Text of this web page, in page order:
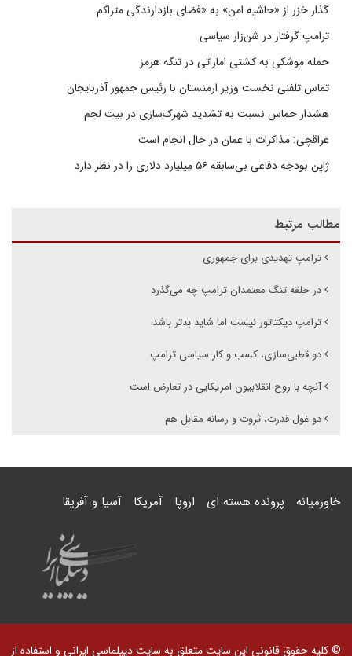
گذار خزر از «حاشیه امن» به «فضای بازدارندگی متراکم
ترامپ گرفتار در شن‌زار سیاسی
حمله موشکی به کشتی اماراتی در تنگه هرمز
تماس تلفنی نخست وزیر ارمنستان با رئیس جمهور آذربایجان
هشدار حماس نسبت به تشدید شهرک‌سازی در بیت‌ لحم
عراقچی: مذاکرات با عمان در حال انجام است
ژاپن بودجه دفاعی بی‌سابقه ۵۶ میلیارد دلاری را در نظر دارد
مطالب مرتبط
ترامپ تهدیدی برای جمهوری
در حلقه تنگ معتمدان ترامپ چه می‌گذرد
ترامپ دیکتاتور نیست اما شاید بدتر باشد
دو قطبی‌سازی، کسب و کار سیاسی ترامپ
آنچه با روح انقلابیون امریکایی در تعارض است
دو غول قدرت، ثروت و رسانه مقابل هم
خاورمیانه پرونده هسته ای اروپا آمریکا آسیا و آفریقا
© کلیه حقوق قانونی این سایت متعلق به سایت دیپلماسی ایرانی و استفاده از